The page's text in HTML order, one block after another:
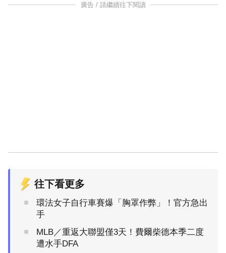
廣告 / 請繼續往下閱讀
往下看更多
環法女子自行車賽爆「胸罩作弊」！官方急出
手
MLB／重返大聯盟僅3天！費爾柴德本季二度
遭水手DFA